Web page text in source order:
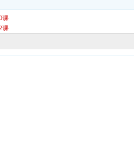
课
课